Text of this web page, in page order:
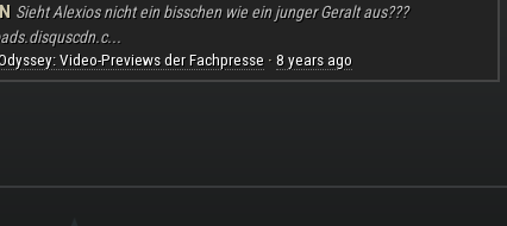
Sieht Alexios nicht ein bisschen wie ein junger Geralt aus???
Video-Previews der Fachpresse· 8 years ago